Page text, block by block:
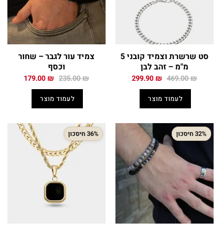
סט שרשרת וצמיד קובני 5
מ"מ – זהב לבן
469.00₪ המחיר
469.00 ₪.
299.90 ₪ המחיר
לעמוד מוצר
צמיד עור לגבר – שחור
וכסף
235.00₪ המחיר
235.00 ₪.
179.00 ₪ המחיר
לעמוד מוצר
32% חיסכון 36% חיסכון